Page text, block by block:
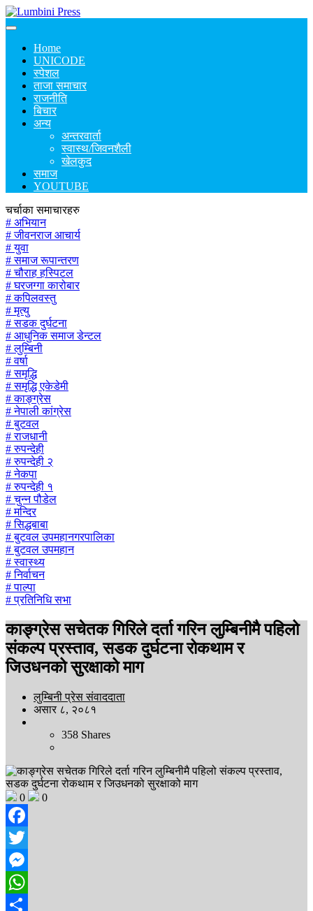
Home
UNICODE
स्पेशल
ताजा समाचार
राजनीति
बिचार
अन्य
अन्तरवार्ता
स्वास्थ/जिवनशैली
खेलकुद
समाज
YOUTUBE
चर्चाका समाचारहरु
# अभियान
# जीवनराज आचार्य
# युवा
# समाज रूपान्तरण
# चौराह हस्पिटल
# घरजग्गा कारोबार
# कपिलवस्तु
# मृत्यु
# सडक दुर्घटना
# आधुनिक समाज डेन्टल
# लुम्बिनी
# वर्षा
# समृद्धि
# समृद्धि एकेडेमी
# काङ्ग्रेस
# नेपाली कांग्रेस
# बुटवल
# राजधानी
# रुपन्देही
# रुपन्देही २
# नेकपा
# रुपन्देही १
# चुन्न पौडेल
# मन्दिर
# सिद्धबाबा
# बुटवल उपमहानगरपालिका
# बुटवल उपमहान
# स्वास्थ्य
# निर्वाचन
# पाल्पा
# प्रतिनिधि सभा
काङ्ग्रेस सचेतक गिरिले दर्ता गरिन लुम्बिनीमै पहिलो
संकल्प प्रस्ताव, सडक दुर्घटना रोकथाम र
जिउधनको सुरक्षाको माग
लुम्बिनी प्रेस संवाददाता
असार ८, २०८१
358 Shares
0 0
Facebook
Twitter
Messenger
WhatsApp